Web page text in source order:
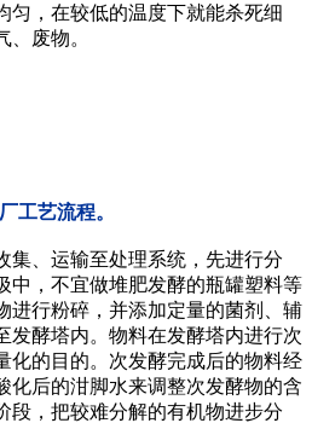
匀，在较低的温度下就能杀死细
废物。
艺流程。
、运输至处理系统，先进行分
中，不宜做堆肥发酵的瓶罐塑料等
进行粉碎，并添加定量的菌剂、辅
发酵塔内。物料在发酵塔内进行次
化的目的。次发酵完成后的物料经
化后的泔脚水来调整次发酵物的含
段，把较难分解的有机物进步分